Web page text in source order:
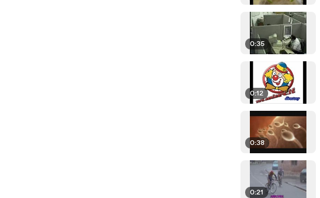
0:35
0:12
0:38
0:21